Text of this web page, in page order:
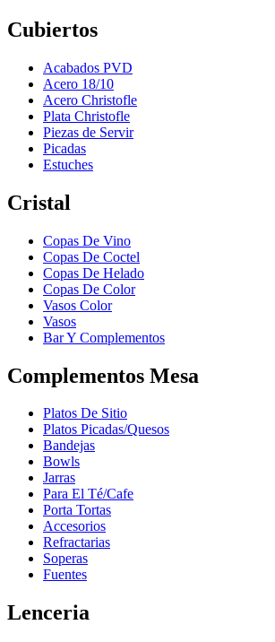
Cubiertos
Acabados PVD
Acero 18/10
Acero Christofle
Plata Christofle
Piezas de Servir
Picadas
Estuches
Cristal
Copas De Vino
Copas De Coctel
Copas De Helado
Copas De Color
Vasos Color
Vasos
Bar Y Complementos
Complementos Mesa
Platos De Sitio
Platos Picadas/Quesos
Bandejas
Bowls
Jarras
Para El Té/Cafe
Porta Tortas
Accesorios
Refractarias
Soperas
Fuentes
Lenceria